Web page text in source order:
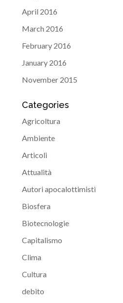
April 2016
March 2016
February 2016
January 2016
November 2015
Categories
Agricoltura
Ambiente
Articoli
Attualità
Autori apocalottimisti
Biosfera
Biotecnologie
Capitalismo
Clima
Cultura
debito